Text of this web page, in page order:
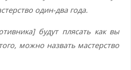
один-два года.
будут плясать как вы
можно назвать мастерство